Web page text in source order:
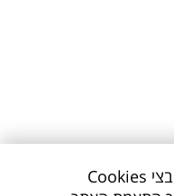
האתר עושה שימוש בקבצי Cookies